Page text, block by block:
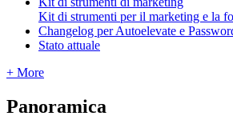
Kit di strumenti per il marketing e la
Changelog per Autoelevate e
Stato attuale
+ More
Panoramica